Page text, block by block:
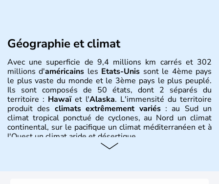
Géographie et climat
Avec une superficie de 9,4 millions km carrés et 302
millions d'américains les Etats-Unis sont le 4ème pays
le plus vaste du monde et le 3ème pays le plus peuplé.
Ils sont composés de 50 états, dont 2 séparés du
territoire : Hawaïet l'Alaska. L'immensité du territoire
produit des climats extrêmement variés: au Sud un
climat tropical ponctué de cyclones, au Nord un climat
continental, sur le pacifique un climat méditerranéen et à
l'Ouest un climat aride et désertique.